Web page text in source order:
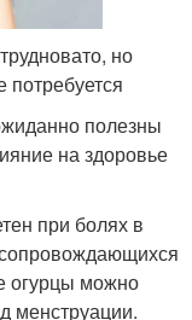
но
потребуется
полезны
на здоровье
при болях в
огурцы можно
менструации.